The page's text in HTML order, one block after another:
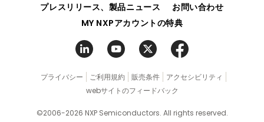
プレスリリース、製品ニュース
お問い合わせ
MY NXPアカウントの特典
プライバシー ご利用規約 販売条件
アクセシビリティ
webサイトのフィードバック
©2006-2026 NXP Semiconductors. All rights reserved.